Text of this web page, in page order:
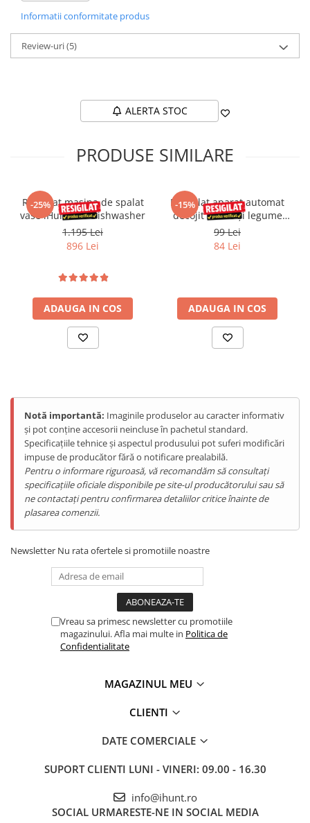
nici nu-l vei trimite pentru a cumpăra ziare, hârtii, prosoape sau
soluții speciale. De ce să cauți mereu cel mai stabil scaun din casă
Fă curățenie într-un mod inteligent și unic, fără efort sau stres,
uită de oboseală și de nervi. Apelează la asistentul tău inteligent și
de încredere, este lângă tine la nevoie. Nu are nevoie de salariu, o
face din plăcere !
Asistentul tău se va baza pe un motor inteligent și pe lavetele
special concepute pentru a nu lăsa urme, indiferent de forma
geamului sau de poziționarea acestuia. Este atât de inteligent
încât poate detecta rama geamului și forma lui, având o putere
mare de sucțiune, iar laveta din microfibre se va asigura că treaba
este făcută ca la carte ! Nici nu trebuie să-i ții companie, îl poți
folosi în orice încăpere dorești și chiar te poți baza pe
telecomandă pentru un control avansat. Util, performant și
accesibil !
să dispară petele de pe geamuri și Soarele să-ți zâmbească din
cârpele murdare și urât mirositoare, șervețelele care se
numai atât ! Nu mai vărsa ligheanul de apă prin sufragerie și nici
nu mai inhala soluțiile speciale, trebuie să termini cu aplecatul și
Informatii conformitate produs
Review-uri(5)
ALERTA STOC
PRODUSE SIMILARE
-25%
Resigilat masina de spalat
vase iHunt Bro Dishwasher
1.195 Lei
896 Lei
ADAUGA IN COS
-15%
Resigilat aparat automat
decojit fructe și legume
iHunt Bro Peeling Machine
99 Lei
84 Lei
ADAUGA IN COS
Notă importantă: Imaginile produselor au caracter informativ
și pot conține accesorii neincluse în pachetul standard.
Specificațiile tehnice și aspectul produsului pot suferi modificări
impuse de producător fără o notificare prealabilă.
Pentru o informare riguroasă, vă recomandăm să consultați
specificațiile oficiale disponibile pe site-ul producătorului sau să
ne contactați pentru confirmarea detaliilor critice înainte de
plasarea comenzii.
Newsletter Nu rata ofertele si promotiile noastre
Vreau sa primesc newsletter cu promotiile
magazinului. Afla mai multe in Politica de
Confidentialitate
MAGAZINUL MEU
CLIENTI
DATE COMERCIALE
SUPORT CLIENTI LUNI - VINERI: 09.00 - 16.30
info@ihunt.ro
SOCIAL URMARESTE-NE IN SOCIAL MEDIA